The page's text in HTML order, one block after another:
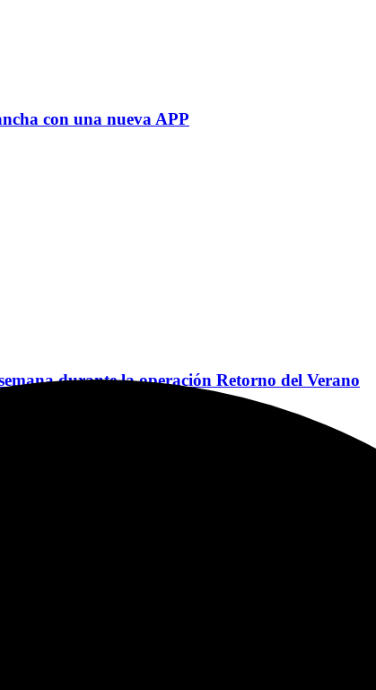
con una nueva APP
durante la operación Retorno del Verano